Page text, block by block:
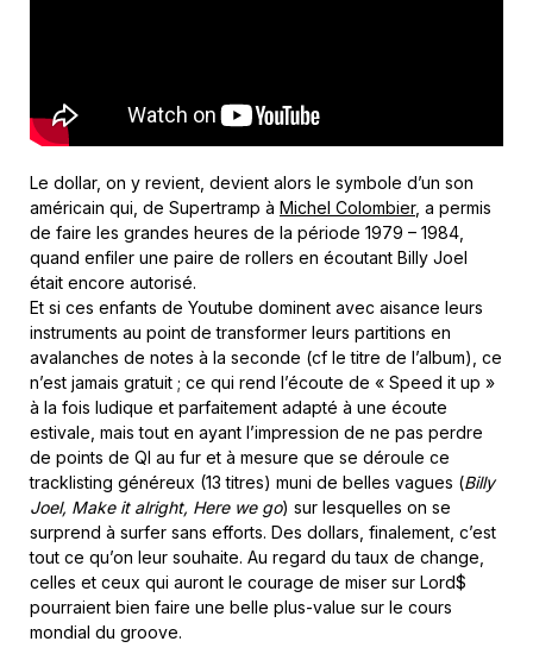
Le dollar, on y revient, devient alors le symbole d’un son
américain qui, de Supertramp à Michel Colombier, a permis
de faire les grandes heures de la période 1979 – 1984,
quand enfiler une paire de rollers en écoutant Billy Joel
était encore autorisé.
Et si ces enfants de Youtube dominent avec aisance leurs
instruments au point de transformer leurs partitions en
avalanches de notes à la seconde (cf le titre de l’album), ce
n’est jamais gratuit ; ce qui rend l’écoute de « Speed it up »
à la fois ludique et parfaitement adapté à une écoute
estivale, mais tout en ayant l’impression de ne pas perdre
de points de QI au fur et à mesure que se déroule ce
tracklisting généreux (13 titres) muni de belles vagues (Billy
Joel, Make it alright, Here we go) sur lesquelles on se
surprend à surfer sans efforts. Des dollars, finalement, c’est
tout ce qu’on leur souhaite. Au regard du taux de change,
celles et ceux qui auront le courage de miser sur Lord$
pourraient bien faire une belle plus-value sur le cours
mondial du groove.